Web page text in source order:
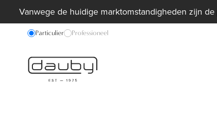
Vanwege de huidige marktomstandigheden zijn de
Particulier Professioneel